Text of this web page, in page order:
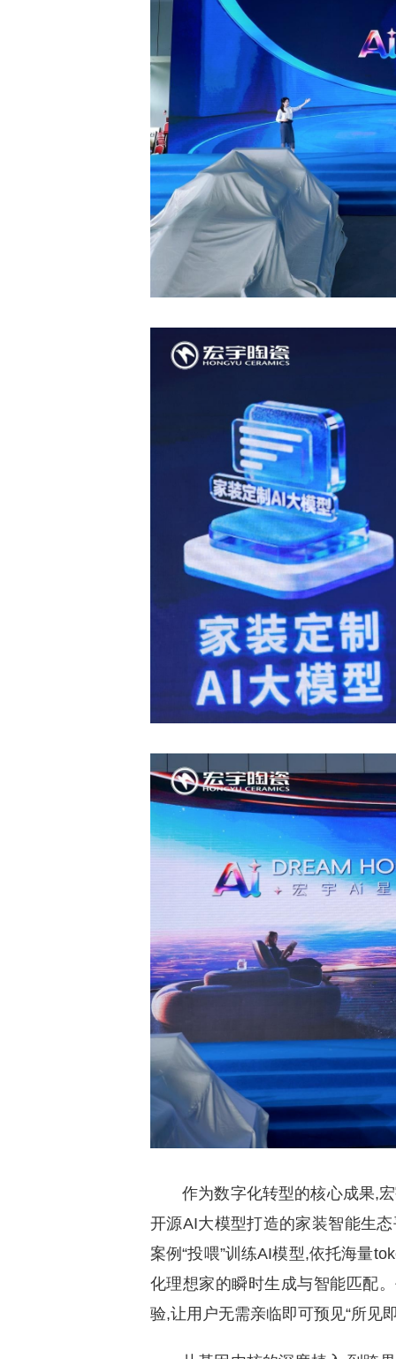
作为数字化转型的核心成果,
开源AI大模型打造的家装智能生
案例“投喂”训练AI模型,依托海量
化理想家的瞬时生成与智能匹配
验,让用户无需亲临即可预见“所见